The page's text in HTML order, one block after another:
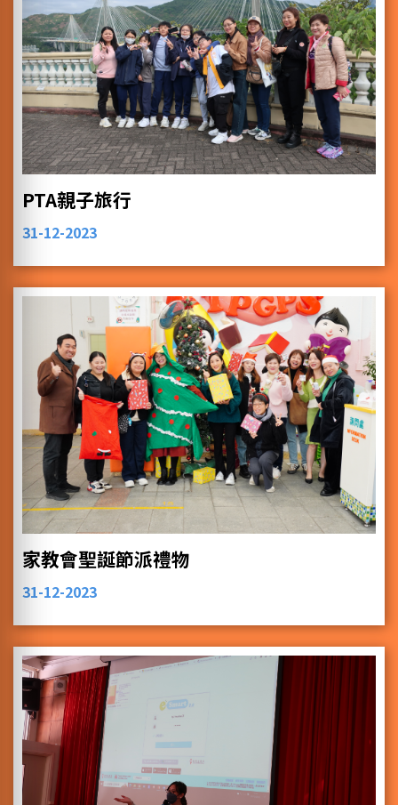
PTA親子旅行
31-12-2023
家教會聖誕節派禮物
31-12-2023